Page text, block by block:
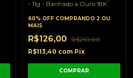
- 11g - Banhado a Ouro 18K
60% OFF COMPRANDO 2 OU
MAIS
R$126,00 R$210,00
R$113,40 com Pix
COMPRAR